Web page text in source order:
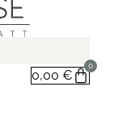
0,00 €
0